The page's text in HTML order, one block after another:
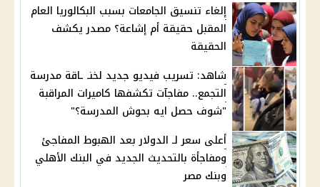
إلغاء تنسيق الجامعات بسبب البكالوريا العام
المقبل حقيقة أم إشاعة؟ مصدر يكشف
الحقيقة
شاهد: تسريب فيديو جديد لخنـ ـاقة مدرسة
التجمع.. مفاجآت تكشفها كاميرات المراقبة
"شوف حصل ايه بحوش المدرسة؟"
أعلى سعر لـ الدولار بعد الهبوط المفاجئ
ومفاجأة بالتحديث الجديد في البنك الأهلي
وبنك مصر